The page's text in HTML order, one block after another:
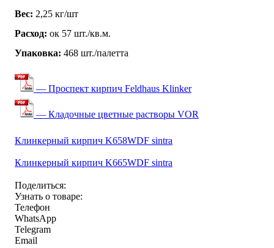
Вес: 2,25 кг/шт
Расход: ок 57 шт./кв.м.
Упаковка: 468 шт./палетта
— Проспект кирпич Feldhaus Klinker
— Кладочные цветные растворы VOR
Клинкерный кирпич K658WDF sintra
Клинкерный кирпич K665WDF sintra
Поделиться:
Узнать о товаре:
Телефон
WhatsApp
Telegram
Email